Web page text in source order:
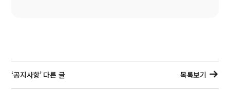
‘공지사항’ 다른 글 목록보기